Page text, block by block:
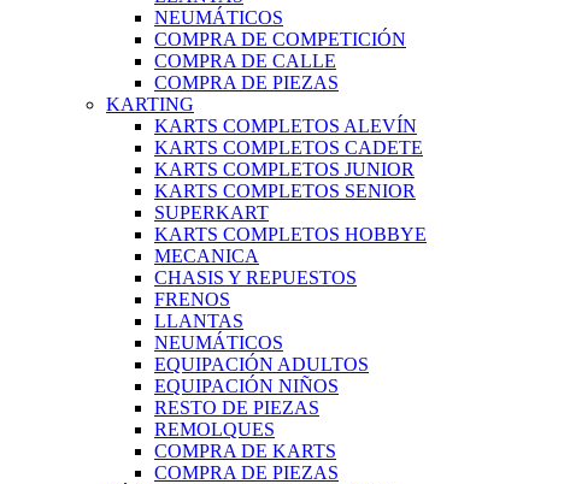
NEUMÁTICOS
COMPRA DE COMPETICIÓN
COMPRA DE CALLE
COMPRA DE PIEZAS
KARTING
KARTS COMPLETOS ALEVÍN
KARTS COMPLETOS CADETE
KARTS COMPLETOS JUNIOR
KARTS COMPLETOS SENIOR
SUPERKART
KARTS COMPLETOS HOBBYE
MECANICA
CHASIS Y REPUESTOS
FRENOS
LLANTAS
NEUMÁTICOS
EQUIPACIÓN ADULTOS
EQUIPACIÓN NIÑOS
RESTO DE PIEZAS
REMOLQUES
COMPRA DE KARTS
COMPRA DE PIEZAS